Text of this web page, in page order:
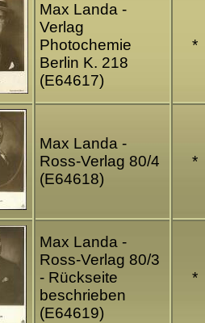
Max Landa -
Verlag
Photochemie
Berlin K. 218
(E64617)
*
Max Landa -
Ross-Verlag 80/4
(E64618)
*
Max Landa -
Ross-Verlag 80/3
- Rückseite
beschrieben
(E64619)
*